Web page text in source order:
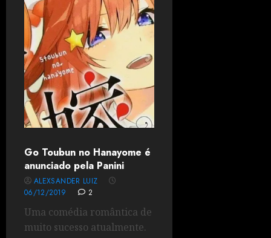
Go Toubun no Hanayome é
anunciado pela Panini
ALEXSANDER LUIZ
06/12/2019
2
Uma comédia romântica de
muito sucesso atualmente.